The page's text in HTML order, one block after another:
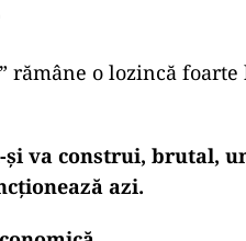
rămâne o lozincă
va construi, brutal,
azi.